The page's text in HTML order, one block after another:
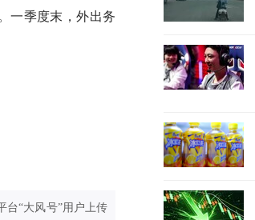
一季度末，外出务
台“大风号”用户上传